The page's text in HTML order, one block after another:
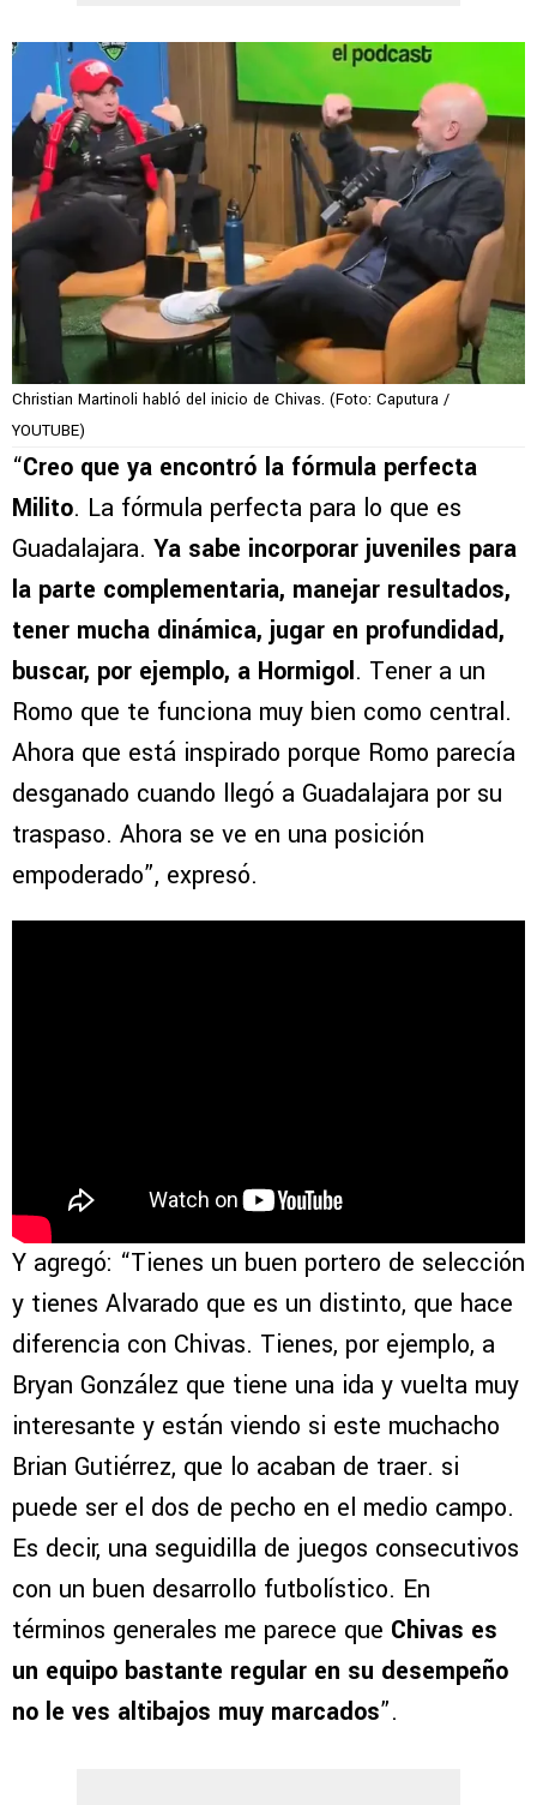
Christian Martinoli habló del inicio de Chivas. (Foto: Caputura /
YOUTUBE)
“Creo que ya encontró la fórmula perfecta
Milito. La fórmula perfecta para lo que es
Guadalajara. Ya sabe incorporar juveniles para
la parte complementaria, manejar resultados,
tener mucha dinámica, jugar en profundidad,
buscar, por ejemplo, a Hormigol. Tener a un
Romo que te funciona muy bien como central.
Ahora que está inspirado porque Romo parecía
desganado cuando llegó a Guadalajara por su
traspaso. Ahora se ve en una posición
empoderado”, expresó.
Y agregó: “Tienes un buen portero de selección
y tienes Alvarado que es un distinto, que hace
diferencia con Chivas. Tienes, por ejemplo, a
Bryan González que tiene una ida y vuelta muy
interesante y están viendo si este muchacho
Brian Gutiérrez, que lo acaban de traer. si
puede ser el dos de pecho en el medio campo.
Es decir, una seguidilla de juegos consecutivos
con un buen desarrollo futbolístico. En
términos generales me parece que Chivas es
un equipo bastante regular en su desempeño
no le ves altibajos muy marcados”.